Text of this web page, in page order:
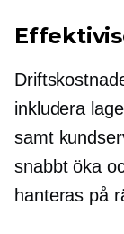
inkludera
samt
snabbt öka
hanteras på